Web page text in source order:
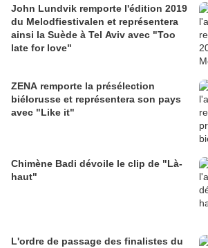
John Lundvik remporte l'édition 2019
du Melodfiestivalen et représentera
ainsi la Suède à Tel Aviv avec "Too
late for love"
ZENA remporte la présélection
biélorusse et représentera son pays
avec "Like it"
Chimène Badi dévoile le clip de "Là-
haut"
L'ordre de passage des finalistes du